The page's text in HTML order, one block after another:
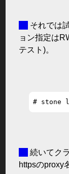
それでは
ョン指定は
テスト)。
続いてク
httpsのproxy